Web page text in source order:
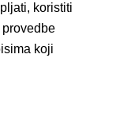
koristiti
koji